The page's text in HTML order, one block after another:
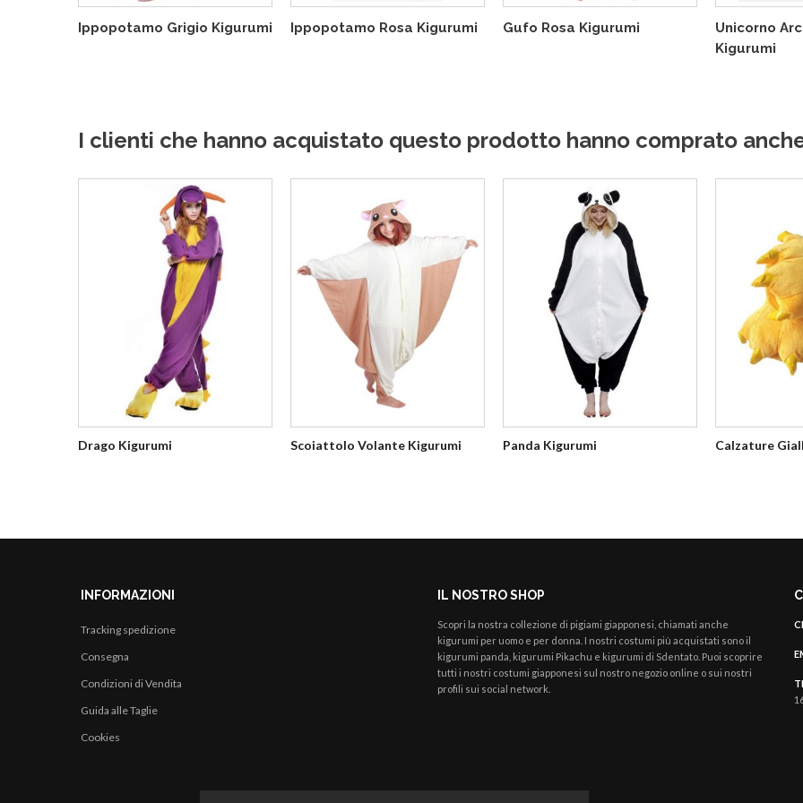
Ippopotamo Grigio Kigurumi Ippopotamo Rosa Kigurumi Gufo Rosa Kigurumi
Unicorno
Kigurumi
I clienti che hanno acquistato questo prodotto hanno comprato
Drago Kigurumi Scoiattolo Volante Kigurumi Panda Kigurumi Calzature
INFORMAZIONI
Tracking spedizione
Consegna
Condizioni di Vendita
Guida alle Taglie
Cookies
IL NOSTRO SHOP
Scopri la nostra collezione di pigiami giapponesi, chiamati anche
kigurumi per uomo e per donna. I nostri costumi più acquistati sono il
kigurumi panda, kigurumi Pikachu e kigurumi di Sdentato. Puoi scoprire
tutti i nostri costumi giapponesi sul nostro negozio online o sui nostri
profili sui social network.